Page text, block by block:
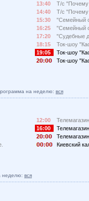
13:40
Т/с
14:40
Т/с
15:30
"Семейный
16:25
"Семейный
17:20
"Судебные
18:15
Ток-шоу
19:05
Ток-шоу
2
: Ток-шоу
на неделю: вся
12:00
16:00
2
:
:
Киевский
неделю: вся